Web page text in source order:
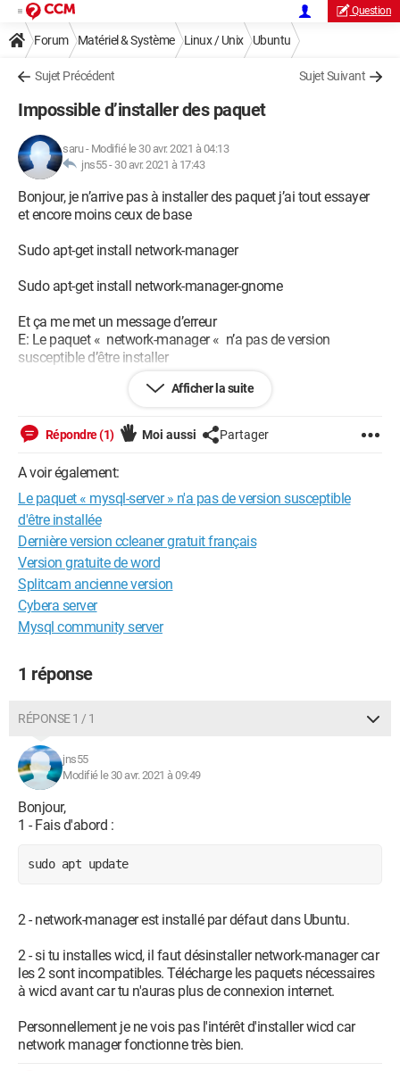
Question
Forum Matériel & Système Linux / Unix Ubuntu
Sujet Précédent Sujet Suivant
Impossible d’installer des paquet
saru- Modifié le 30 avr. 2021 à 04:13
jns55 - 30 avr. 2021 à 17:43
Bonjour, je n’arrive pas à installer des paquet j’ai tout essayer
et encore moins ceux de base
Sudo apt-get install network-manager
Sudo apt-get install network-manager-gnome
Et ça me met un message d’erreur
E: Le paquet « network-manager « n’a pas de version
susceptible d’être installer
Ou quand je veux installer wicd
E: Impossible de trouver le paquet wicd
Configuration:iPhone / Safari 14.1
Afficher la suite
Répondre (1) Moi aussi Partager
A voir également:
Le paquet « mysql-server » n'a pas de version susceptible
d'être installée
Dernière version ccleaner gratuit français
Version gratuite de word
Splitcam ancienne version
Cybera server
Mysql community server
1 réponse
RÉPONSE 1 / 1
jns55
Modifié le 30 avr. 2021 à 09:49
Bonjour,
1 - Fais d'abord :
sudo apt update
2 - network-manager est installé par défaut dans Ubuntu.
2 - si tu installes wicd, il faut désinstaller network-manager car
les 2 sont incompatibles. Télécharge les paquets nécessaires
à wicd avant car tu n'auras plus de connexion internet.
Personnellement je ne vois pas l'intérêt d'installer wicd car
network manager fonctionne très bien.